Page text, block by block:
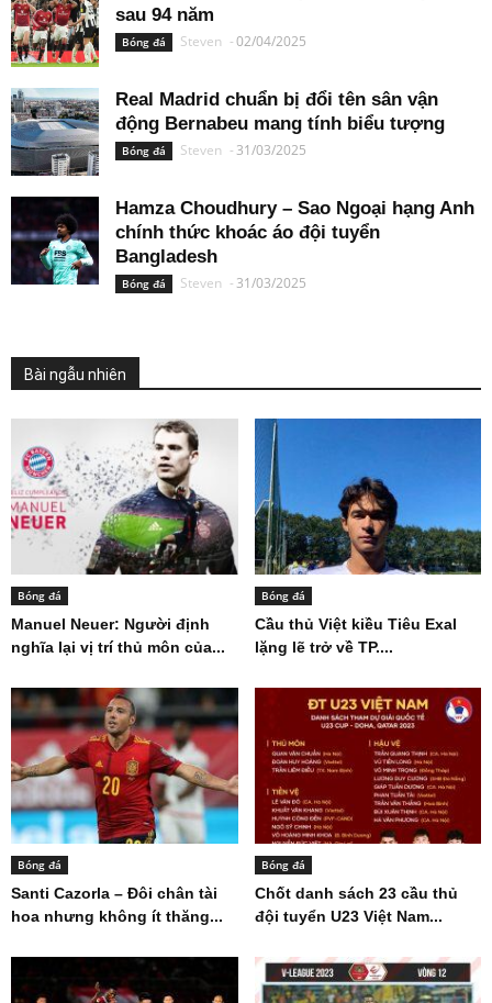
sau 94 năm
Bóng đá Steven -02/04/2025
Real Madrid chuẩn bị đổi tên sân vận
động Bernabeu mang tính biểu tượng
Bóng đá Steven - 31/03/2025
Hamza Choudhury – Sao Ngoại hạng Anh
chính thức khoác áo đội tuyển
Bangladesh
Bóng đá Steven - 31/03/2025
Bài ngẫu nhiên
Bóng đá
Manuel Neuer: Người định
nghĩa lại vị trí thủ môn của...
Bóng đá
Cầu thủ Việt kiều Tiêu Exal
lặng lẽ trở về TP....
Bóng đá
Santi Cazorla – Đôi chân tài
hoa nhưng không ít thăng...
Bóng đá
Chốt danh sách 23 cầu thủ
đội tuyển U23 Việt Nam...